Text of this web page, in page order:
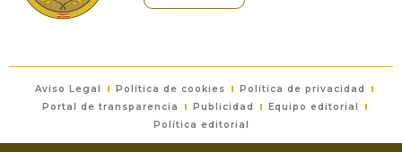
Aviso Legal Política de cookies
Política de privacidad
Portal de transparencia
Publicidad
Equipo editorial
Política editorial